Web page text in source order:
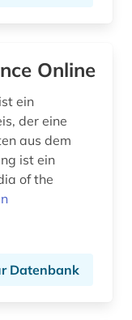
Online
ein
der eine
aus dem
ist ein
of the
Datenbank